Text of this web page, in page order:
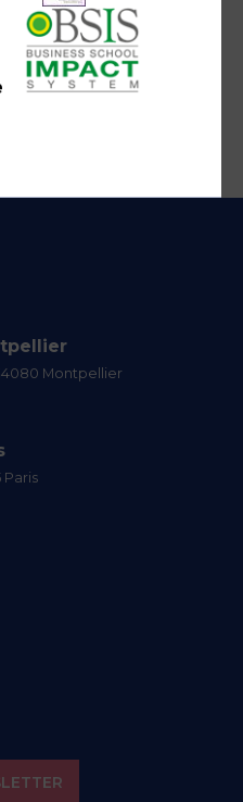
Montpellier
Paris